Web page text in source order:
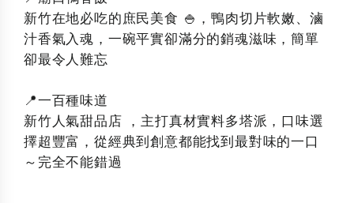
新竹在地必吃的庶民美食 🍚，鴨肉切片軟嫩、滷
汁香氣入魂，一碗平實卻滿分的銷魂滋味，簡單
卻最令人難忘
📍一百種味道
新竹人氣甜品店 ，主打真材實料多塔派，口味選
擇超豐富，從經典到創意都能找到最對味的一口
～完全不能錯過